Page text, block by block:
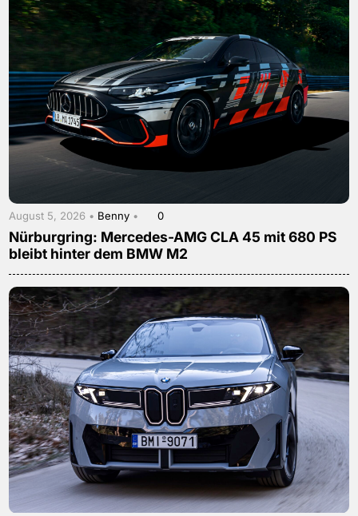
August 5, 2026 • Benny • 0
Nürburgring: Mercedes-AMG CLA 45 mit 680 PS
bleibt hinter dem BMW M2